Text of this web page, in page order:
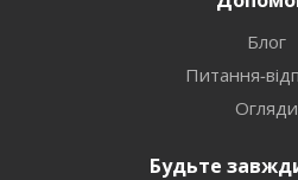
Блог
Питання-
Огляди
Будьте